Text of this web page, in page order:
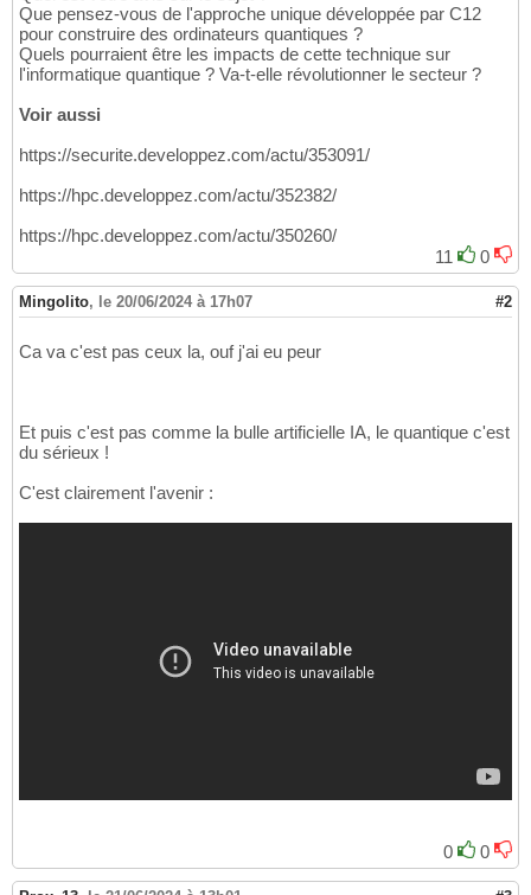
Que pensez-vous de l'approche unique développée par C12
pour construire des ordinateurs quantiques ?
Quels pourraient être les impacts de cette technique sur
l'informatique quantique ? Va-t-elle révolutionner le secteur ?
Voir aussi
https://securite.developpez.com/actu/353091/
https://hpc.developpez.com/actu/352382/
https://hpc.developpez.com/actu/350260/
11
0
Mingolito, le 20/06/2024 à 17h07 #2
Ca va c'est pas ceux la, ouf j'ai eu peur
Et puis c'est pas comme la bulle artificielle IA, le quantique c'est
du sérieux !
C'est clairement l'avenir :
0 0